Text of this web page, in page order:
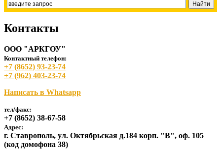
Контакты
ООО "АРКГОУ"
Контактный телефон:
+7 (8652) 93-23-74
+7 (962) 403-23-74
Написать в Whatsapp
тел/факс:
+7 (8652) 38-67-58
Адрес:
г. Ставрополь, ул. Октябрьская д.184 корп. "В", оф. 105
(код домофона 38)